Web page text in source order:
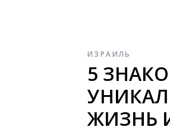
ИЗРАИЛЬ
5
ЖИЗНЬ